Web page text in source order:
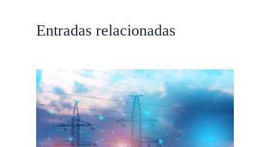
Entradas relacionadas